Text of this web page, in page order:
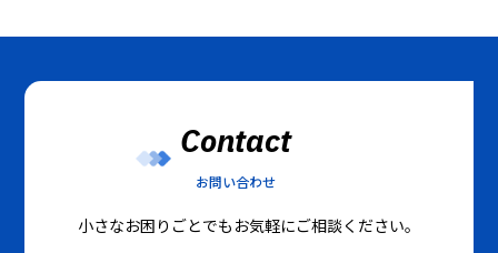
Contact
お問い合わせ
小さなお困りごとでもお気軽にご相談ください。